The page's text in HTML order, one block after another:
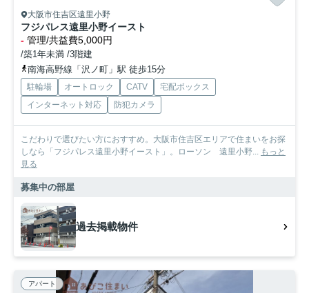
大阪市住吉区遠里小野
フジパレス遠里小野イースト
- 管理/共益費5,000円
/築1年未満 /3階建
南海高野線「沢ノ町」駅 徒歩15分
駐輪場 オートロック CATV
宅配ボックス
インターネット対応
防犯カメラ
こだわりで選びたい方におすすめ。大阪市住吉区エリアで住まいをお探
しなら「フジパレス遠里小野イースト」。ローソン 遠里小野... もっと
見る
募集中の部屋
過去掲載物件
アパート